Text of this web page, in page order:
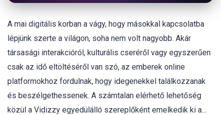
A mai digitális korban a vágy, hogy másokkal kapcsolatba
lépjünk szerte a világon, soha nem volt nagyobb. Akár
társasági interakcióról, kulturális cseréről vagy egyszerűen
csak az idő eltöltéséről van szó, az emberek online
platformokhoz fordulnak, hogy idegenekkel találkozzanak
és beszélgethessenek. A számtalan elérhető lehetőség
közül a Vidizzy egyedülálló szereplőként emelkedik ki a...